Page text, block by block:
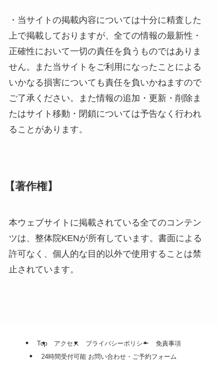
・当サイトの掲載内容については十分に精査した
上で掲載しておりますが、全ての情報の最新性・
正確性において一切の責任を負うものではありま
せん。また当サイトをご利用になったことによる
いかなる損害についても責任を負いかねますので
ご了承ください。また情報の追加・更新・削除ま
たはサイト移動・閉鎖については予告なく行われ
ることがあります。
【著作権】
本ウェブサイトに掲載されている全てのコンテン
ツは、整体院KENが所有しています。書面による
許可なく、個人的な目的以外で使用することは禁
止されています。
Top アクセス プライバシーポリシー
免責事項
24時間受付可能 お問い合わせ・ご予約フォーム